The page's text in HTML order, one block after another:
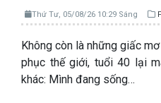
Thứ Tư, 05/08/26 10:29 Sáng
Không còn là những giấc
phục thế giới, tuổi 40 lại
khác: Mình đang sống…